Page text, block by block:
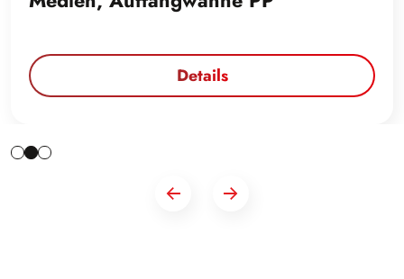
Details